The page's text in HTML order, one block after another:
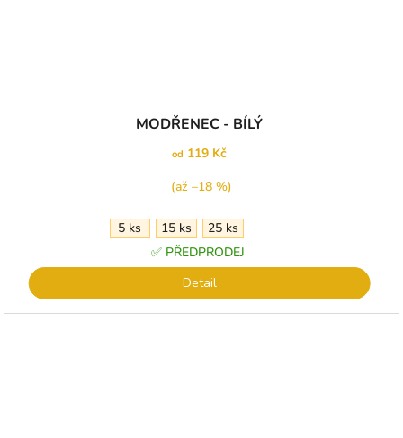
MODŘENEC - BÍLÝ
od 119 Kč
(až –18 %)
5 ks 15 ks
25 ks
✅ PŘEDPRODEJ
Detail